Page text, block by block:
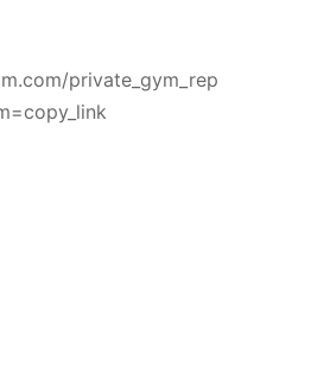
private_gym_rep